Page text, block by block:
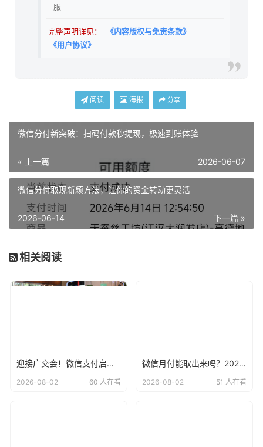
服
完整声明详见：
《内容版权与免责条款》
《用户协议》
阅读 海报 分享
微信分付新突破：扫码付款秒提现，极速到账体验
« 上一篇 2026-06-07
微信分付取现新颖方法，让你的资金转动更灵活
下一篇 »
2026-06-14
相关阅读
迎接广交会！微信支付启动入境支付便利服务月活动
2026-08-02 60 人在看
微信月付能取出来吗？2026年正确取出微信月付方法大总结！
2026-08-02 51 人在看